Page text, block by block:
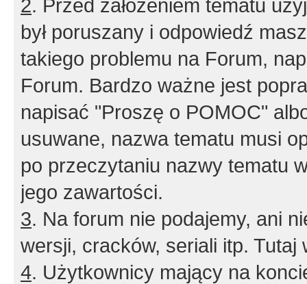
2. Przed założeniem tematu
był poruszany i odpowiedź
takiego problemu na Forum,
Forum. Bardzo ważne jest
napisać "Proszę o POMOC"
usuwane, nazwa tematu musi
po przeczytaniu nazwy tematu
jego zawartości.
3. Na forum nie podajemy, ani
wersji, cracków, seriali itp. Tutaj
4. Użytkownicy mający na